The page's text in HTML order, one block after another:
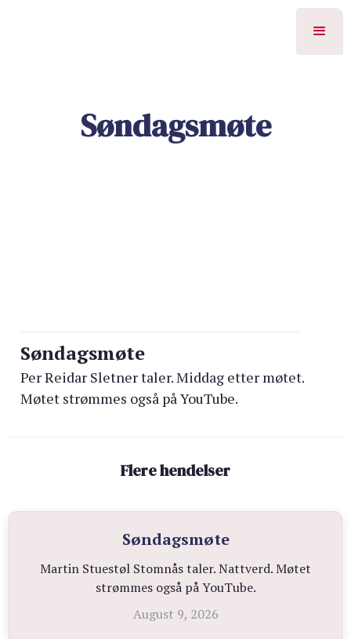
Søndagsmøte
Søndagsmøte
Per Reidar Sletner taler. Middag etter møtet.
Møtet strømmes også på YouTube.
Flere hendelser
Søndagsmøte
Martin Stuestøl Stomnås taler. Nattverd. Møtet
strømmes også på YouTube.
August 9, 2026